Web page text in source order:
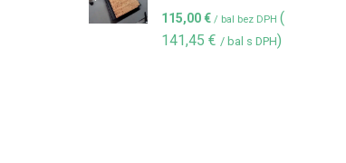
115,00€ / bal bez DPH (
141,45 € / bal s DPH)